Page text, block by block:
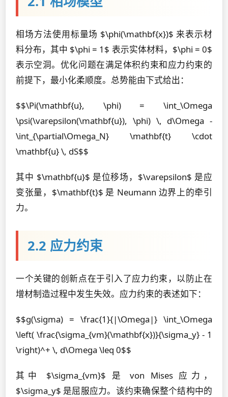
相场方法使用标量场 $\phi(\mathbf{x})$ 来表示材
料分布，其中 $\phi = 1$ 表示实体材料，$\phi = 0$
表示空洞。优化问题在满足体积约束和应力约束的
前提下，最小化柔顺度。总势能由下式给出：
$$\Pi(\mathbf{u}, \phi) = \int_\Omega
\psi(\varepsilon(\mathbf{u}), \phi) \, d\Omega -
\int_{\partial\Omega_N} \mathbf{t} \cdot
\mathbf{u} \, dS$$
其中 $\mathbf{u}$ 是位移场，$\varepsilon$ 是应
变张量，$\mathbf{t}$ 是 Neumann 边界上的牵引
力。
2.2 应力约束
一个关键的创新点在于引入了应力约束，以防止在
增材制造过程中发生失效。应力约束的表述如下：
$$g(\sigma) = \frac{1}{|\Omega|} \int_\Omega
\left( \frac{\sigma_{vm}(\mathbf{x})}{\sigma_y} - 1
\right)^+ \, d\Omega \leq 0$$
其中 $\sigma_{vm}$ 是 von Mises 应力，
$\sigma_y$ 是屈服应力。该约束确保整个结构中的